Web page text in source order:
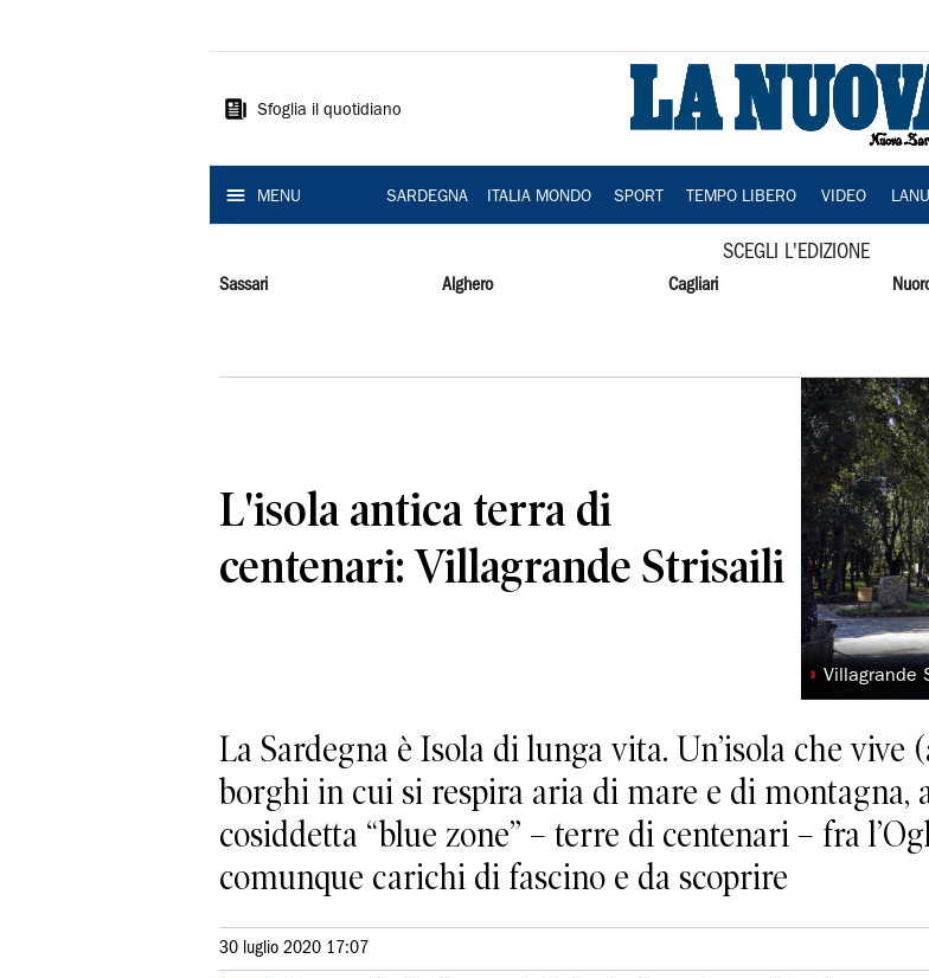
Sardegna
Sfoglia il quotidiano
MENU SARDEGNA ITALIA MONDO SPORT TEMPO LIBERO VIDEO
SCEGLI L'EDIZIONE
Sassari Alghero Cagliari
L'isola antica terra di
centenari: Villagrande Strisaili
◗ Villagrande
La Sardegna è Isola di lunga vita. Un’isola che
borghi in cui si respira aria di mare e di montagna,
cosiddetta “blue zone” – terre di centenari – fra
comunque carichi di fascino e da scoprire
30 luglio 2020 17:07